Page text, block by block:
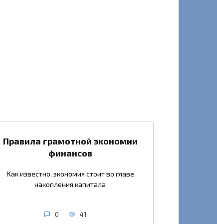
Правила грамотной экономии
финансов
Как известно, экономия стоит во главе
накопления капитала
0 41